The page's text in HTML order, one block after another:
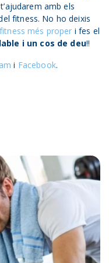
amb els
fitness. No ho deixis
més proper i fes el
i un cos de deu!!
i Facebook.